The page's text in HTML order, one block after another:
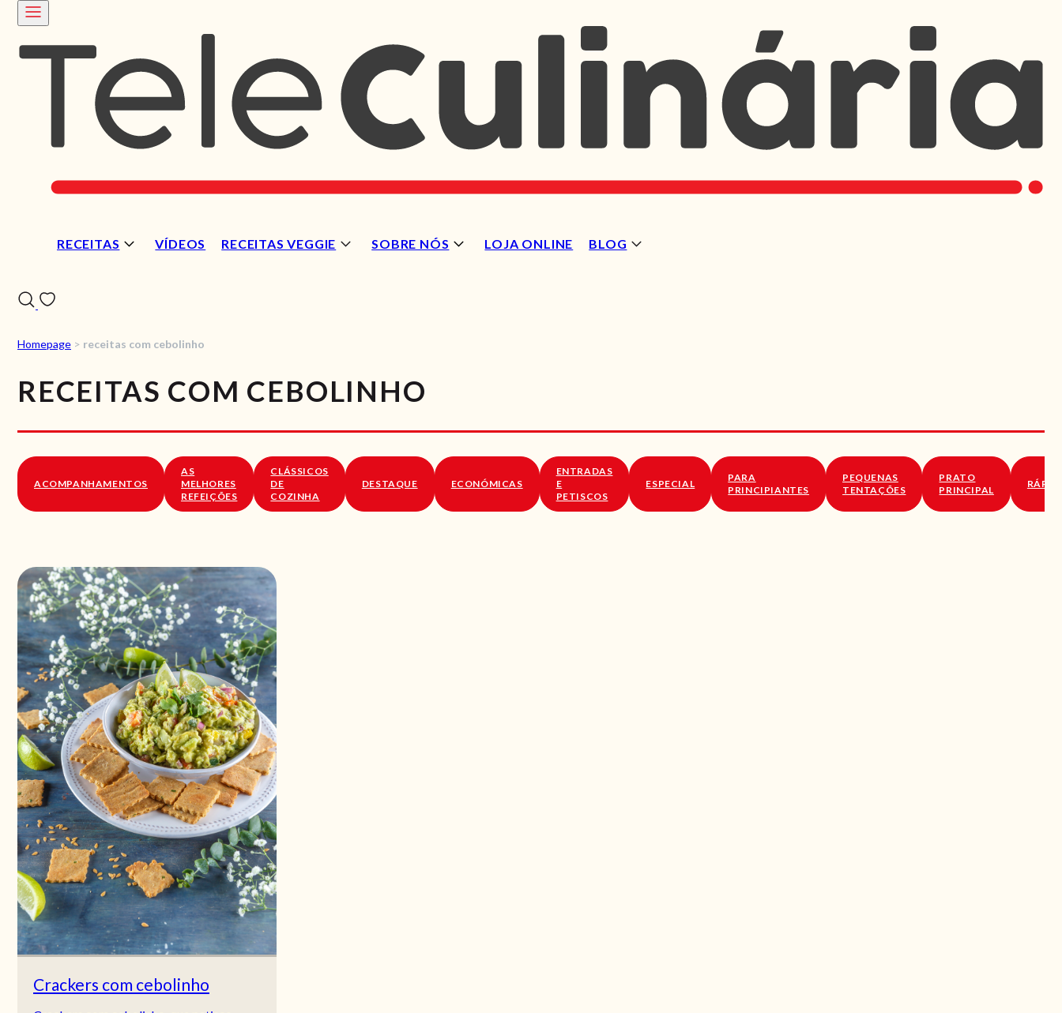
RECEITAS VÍDEOS RECEITAS VEGGIE SOBRE NÓS LOJA ONLINE BLOG
SOBRE NÓS
Homepage > receitas com cebolinho
RECEITAS COM CEBOLINHO
ACOMPANHAMENTOS
AS
MELHORES
REFEIÇÕES
CLÁSSICOS
DE
COZINHA
DESTAQUE ECONÓMICAS
ENTRADAS
E
PETISCOS
ESPECIAL
PARA
PRINCIPIANTES
PEQUENAS
TENTAÇÕES
PRATO
PRINCIPAL
Crackers com cebolinho